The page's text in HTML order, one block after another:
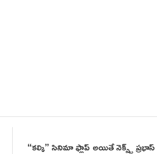
“కల్కి” సినిమా ఫ్లాప్ అయితే నెక్స్ట్